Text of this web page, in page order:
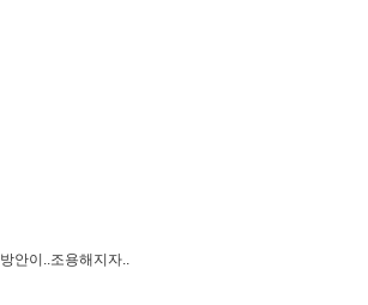
안이..조용해지자..